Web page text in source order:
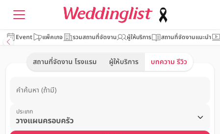
Event แพ็คเกจ รวมสถานที่จัดงาน ผู้ให้บริการ สถานที่จัดงานแนะนำ
สถานที่จัดงาน โรงแรม ผู้ให้บริการ บทความ รีวิว
คำค้นหา (ถ้ามี)
ประเภท